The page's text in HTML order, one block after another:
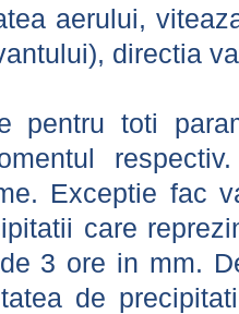
aerului,
directia
pentru toti
Exceptie fac
care
3 ore in mm.
de